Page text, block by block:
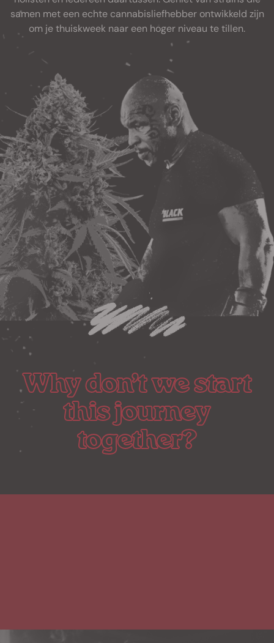
samen met een echte cannabisliefhebber ontwikkeld zijn
om je thuiskweek naar een hoger niveau te tillen.
Why don’t we start
this journey
together?